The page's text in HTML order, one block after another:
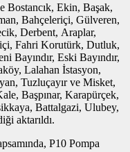
Bostancık, Ekin, Başak,
Bahçeleriçi, Gülveren,
Derbent, Araplar,
Fahri Korutürk, Dutluk,
Bayındır, Eski Bayındır,
Lalahan İstasyon,
Tuzluçayır ve Misket,
Başpınar, Karapürçek,
Battalgazi, Ulubey,
aktarıldı.
P10 Pompa